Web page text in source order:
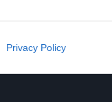
Privacy Policy